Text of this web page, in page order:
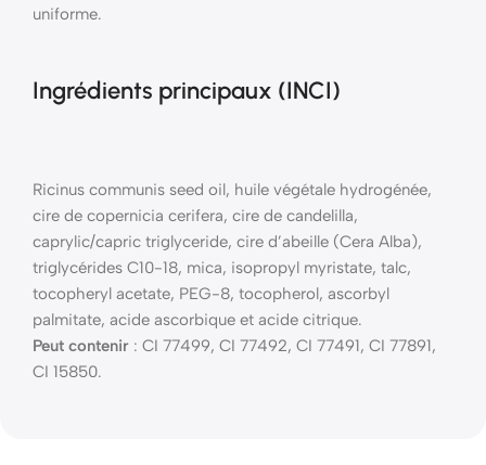
uniforme.
Ingrédients principaux (INCI)
Ricinus communis seed oil, huile végétale hydrogénée,
cire de copernicia cerifera, cire de candelilla,
caprylic/capric triglyceride, cire d’abeille (Cera Alba),
triglycérides C10-18, mica, isopropyl myristate, talc,
tocopheryl acetate, PEG-8, tocopherol, ascorbyl
palmitate, acide ascorbique et acide citrique.
Peut contenir : CI 77499, CI 77492, CI 77491, CI 77891,
CI 15850.